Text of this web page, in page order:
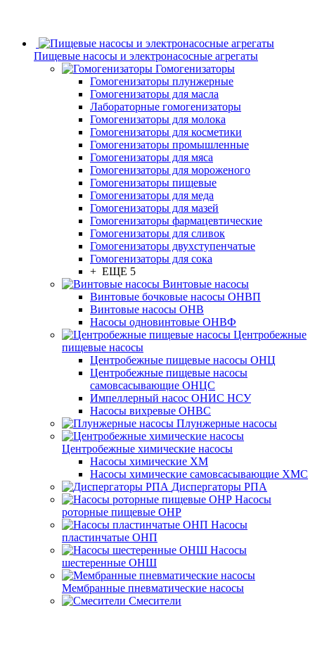
Пищевые насосы и электронасосные агрегаты
Гомогенизаторы
Гомогенизаторы плунжерные
Гомогенизаторы для масла
Лабораторные гомогенизаторы
Гомогенизаторы для молока
Гомогенизаторы для косметики
Гомогенизаторы промышленные
Гомогенизаторы для мяса
Гомогенизаторы для мороженого
Гомогенизаторы пищевые
Гомогенизаторы для меда
Гомогенизаторы для мазей
Гомогенизаторы фармацевтические
Гомогенизаторы для сливок
Гомогенизаторы двухступенчатые
Гомогенизаторы для сока
+ ЕЩЕ 5
Винтовые насосы
Винтовые бочковые насосы ОНВП
Винтовые насосы ОНВ
Насосы одновинтовые ОНВФ
Центробежные
пищевые насосы
Центробежные пищевые насосы ОНЦ
Центробежные пищевые насосы
самовсасывающие ОНЦС
Импеллерный насос ОНИС НСУ
Насосы вихревые ОНВС
Плунжерные насосы
Центробежные химические насосы
Насосы химические ХМ
Насосы химические самовсасывающие ХМС
Диспергаторы РПА
Насосы
роторные пищевые ОНР
Насосы
пластинчатые ОНП
Насосы
шестеренные ОНШ
Мембранные пневматические насосы
Смесители